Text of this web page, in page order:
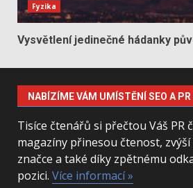
Fyzika
Vysvětlení jedinečné hádanky
NABÍZÍME VÁM UMÍSTĚNÍ SEO A PR
Tisíce čtenářů si přečtou Váš PR
magazíny přinesou čtenost,
značce a také díky zpětnému
pozici. Více informací »